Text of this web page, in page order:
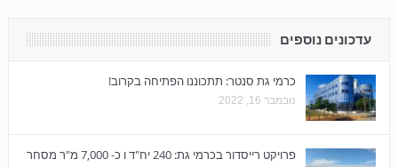
עדכונים נוספים
כרמי גת סנטר: תתכוננו הפתיחה בקרוב!
נובמבר 16, 2022
פרויקט רייסדור בכרמי גת: 240 יח"ד ו כ- 7,000 מ"ר מסחר